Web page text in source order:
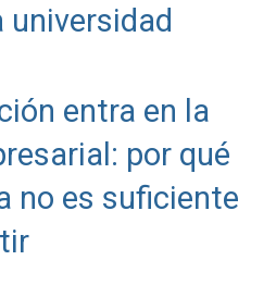
universidad
entra en la
por qué
no es suficiente